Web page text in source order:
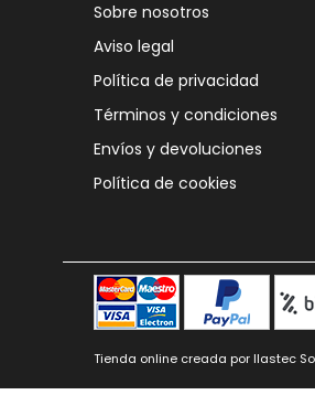
Sobre nosotros
Aviso legal
Política de privacidad
Términos y condiciones
Envíos y devoluciones
Política de cookies
Tienda online creada por Ilastec